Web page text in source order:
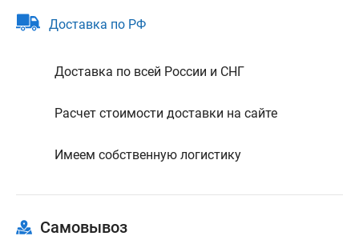
Доставка по РФ
Доставка по всей России и СНГ
Расчет стоимости доставки на сайте
Имеем собственную логистику
Самовывоз